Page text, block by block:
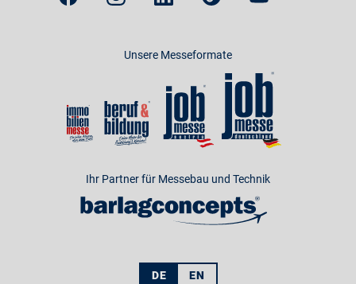
Unsere Messeformate
Ihr Partner für Messebau und Technik
DE EN